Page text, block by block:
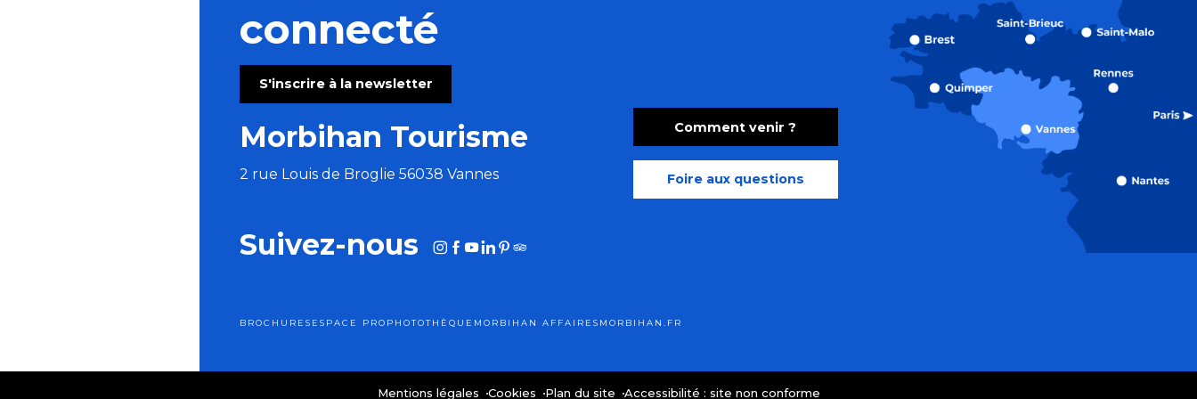
connecté
S'inscrire à la newsletter
Morbihan Tourisme
2 rue Louis de Broglie 56038 Vannes
Comment venir ?
Foire aux questions
Suivez-nous
BROCHURES ESPACE PRO PHOTOTHÈQUE MORBIHAN AFFAIRES MORBIHAN.FR
Mentions légales Cookies Plan du site Accessibilité : site non conforme